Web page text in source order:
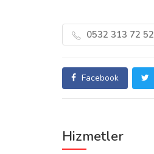
0532 313 72 52
Facebook
Hizmetler